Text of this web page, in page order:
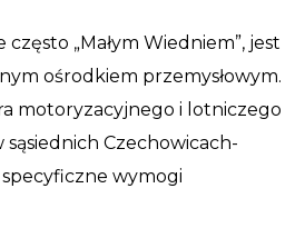
często „Małym Wiedniem”, jest
ośrodkiem przemysłowym.
motoryzacyjnego i lotniczego
sąsiednich Czechowicach-
wymogi